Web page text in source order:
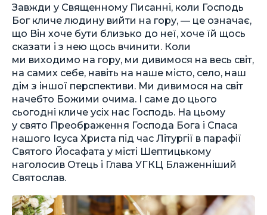
Завжди у Священному Писанні, коли Господь
Бог кличе людину вийти на гору, — це означає,
що Він хоче бути близько до неї, хоче їй щось
сказати і з нею щось вчинити. Коли
ми виходимо на гору, ми дивимося на весь світ,
на самих себе, навіть на наше місто, село, наш
дім з іншої перспективи. Ми дивимося на світ
начебто Божими очима. І саме до цього
сьогодні кличе усіх нас Господь. На цьому
у свято Преображення Господа Бога і Спаса
нашого Ісуса Христа під час Літургії в парафії
Святого Йосафата у місті Шептицькому
наголосив Отець і Глава УГКЦ Блаженніший
Святослав.